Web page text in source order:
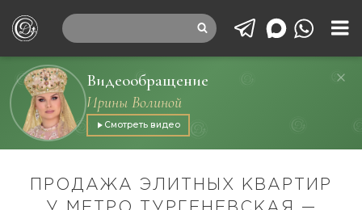
Видеообращение
Ирины Волиной
Смотреть видео
ПРОДАЖА ЭЛИТНЫХ КВАРТИР